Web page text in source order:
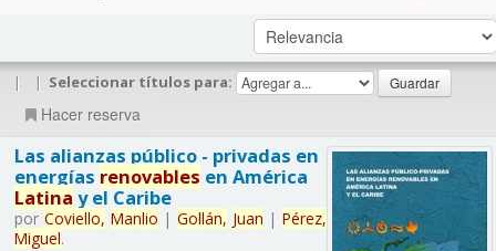
| | Seleccionar títulos para:
Hacer reserva
Las alianzas público - privadas en
energías renovables en América
Latina y el Caribe
por Coviello, Manlio | Gollán, Juan | Pérez,
Miguel.